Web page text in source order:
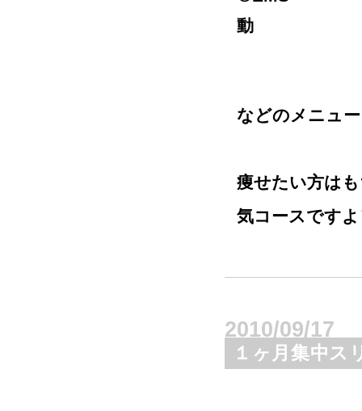
動
などのメニュ
痩せたい方は
気コースです
2010/09/17
１ヶ月集中ス